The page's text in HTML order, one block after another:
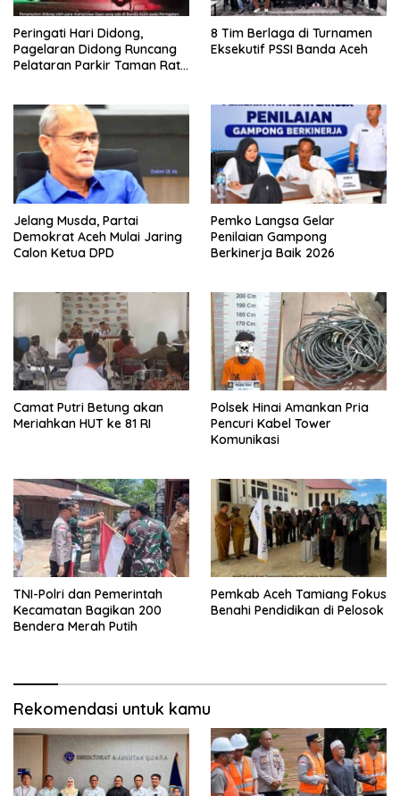
Peringati Hari Didong,
Pagelaran Didong Runcang
Pelataran Parkir Taman Ratu
8 Tim Berlaga di Turnamen
Eksekutif PSSI Banda Aceh
Jelang Musda, Partai
Demokrat Aceh Mulai Jaring
Calon Ketua DPD
Pemko Langsa Gelar
Penilaian Gampong
Berkinerja Baik 2026
Camat Putri Betung akan
Meriahkan HUT ke 81 RI
Polsek Hinai Amankan Pria
Pencuri Kabel Tower
Komunikasi
TNI-Polri dan Pemerintah
Kecamatan Bagikan 200
Bendera Merah Putih
Pemkab Aceh Tamiang Fokus
Benahi Pendidikan di Pelosok
Rekomendasi untuk kamu